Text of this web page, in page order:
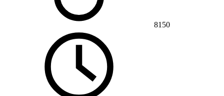
8150